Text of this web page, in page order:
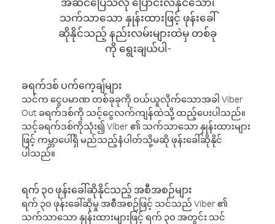
သက်သာသော နှုန်းထားဖြင့် ဖုန်းခေါ်
ဆိုနိုင်သည့် နည်းလမ်းများထဲမှ တစ်ခု
ကို ရွေးချယ်ပါ-
ခရက်ဒစ် ပက်ကေ့ချ်များ
သင်က ငွေပမာဏ တစ်ခုခုကို ဝယ်ယူလိုက်သောအခါ Viber
Out ခရက်ဒစ်ကို သင့်ငွေလက်ကျန်ထဲသို့ ထည့်ပေးပါသည်။
သင့်ခရက်ဒစ်ကိုသုံး၍ Viber ၏ သက်သာသော နှုန်းထားများ
ဖြင့် ကမ္ဘာပေါ်ရှိ မည်သည့်နံပါတ်သို့မဆို ဖုန်းခေါ်ဆိုနိုင်
ပါသည်။
ရက် ၃၀ ဖုန်းခေါ်ဆိုနိုင်သည့် အစီအစဉ်များ
ရက် ၃၀ ဖုန်းခေါ်ဆိုမှု အစီအစဉ်ဖြင့် သင်သည် Viber ၏
သက်သာသော နှုန်းထားများဖြင့် ရက် ၃၀ အတွင်း သင်